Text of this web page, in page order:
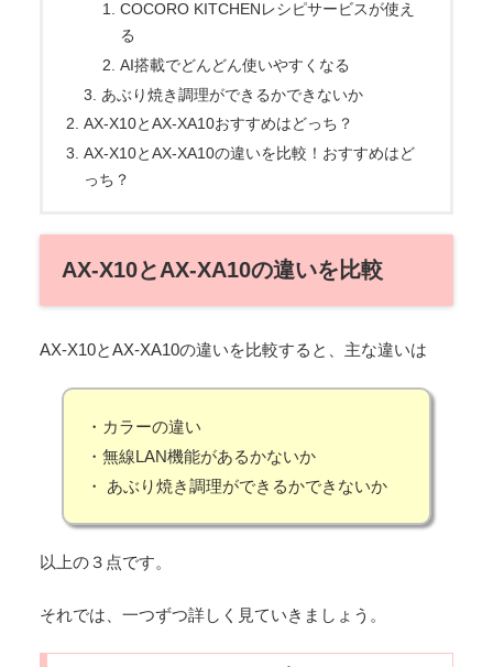
COCORO KITCHENレシピサービスが使え
る
AI搭載でどんどん使いやすくなる
あぶり焼き調理ができるかできないか
AX-X10とAX-XA10おすすめはどっち？
AX-X10とAX-XA10の違いを比較！おすすめはど
っち？
AX-X10とAX-XA10の違いを比較
AX-X10とAX-XA10の違いを比較すると、主な違いは
・カラーの違い
・無線LAN機能があるかないか
・ あぶり焼き調理ができるかできないか
以上の３点です。
それでは、一つずつ詳しく見ていきましょう。